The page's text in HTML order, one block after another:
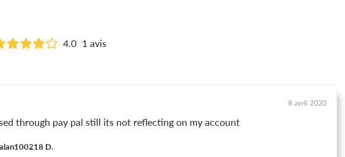
4.0 1 avis
8 avril 2020
through pay pal still its not reflecting on my account
D.